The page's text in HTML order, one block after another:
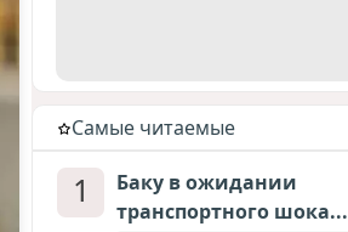
Cамые читаемые
1
Баку в ожидании
транспортного шока...